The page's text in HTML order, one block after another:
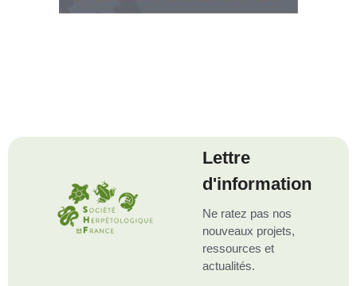
Lettre
d'information
Ne ratez pas nos
nouveaux projets,
ressources et
actualités.